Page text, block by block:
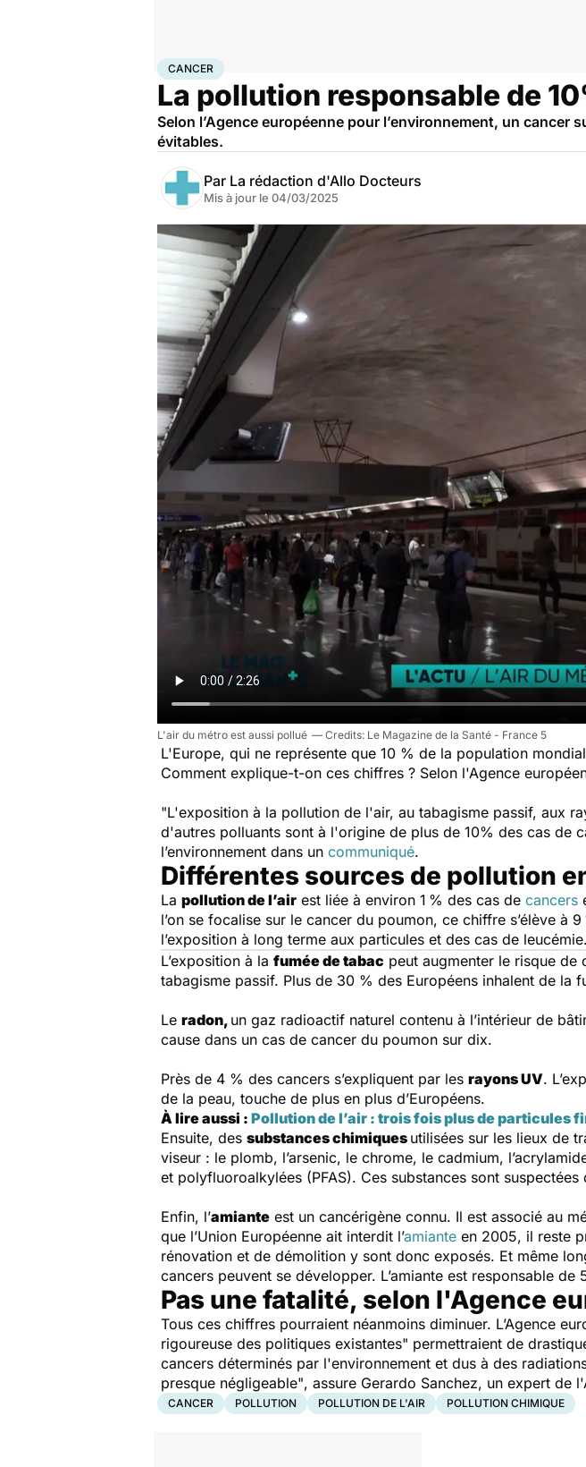
AccueilSanté
CANCER
La pollution responsable de
Selon l’Agence européenne pour l’environnement, un
évitables.
Par La rédaction d'Allo Docteurs
Mis à jour le 04/03/2025
L'air du métro est aussi pollué Le Magazine de la Santé - France 5
L'Europe, qui ne représente que 10 % de la population
Comment explique-t-on ces chiffres ? Selon l'Agence
"L'exposition à la pollution de l'air, au tabagisme passif, aux
d'autres polluants sont à l'origine de plus de 10% des cas de
l’environnement dans un communiqué.
Différentes sources de pollution
La pollution de l’air est liée à environ 1 % des cas de cancers
l’on se focalise sur le cancer du poumon, ce chiffre s’élève à
l’exposition à long terme aux particules et des cas de leucémie.
L’exposition à la fumée de tabac peut augmenter le risque de
tabagisme passif. Plus de 30 % des Européens inhalent de la
Le radon, un gaz radioactif naturel contenu à l’intérieur de
cause dans un cas de cancer du poumon sur dix.
Près de 4 % des cancers s’expliquent par les rayons UV.
de la peau, touche de plus en plus d’Européens.
À lire aussi : Pollution de l’air : trois fois plus de particules
Ensuite, des substances chimiques utilisées sur les lieux de
viseur : le plomb, l’arsenic, le chrome, le cadmium,
et polyfluoroalkylées (PFAS). Ces substances sont suspectées
Enfin, l’amiante est un cancérigène connu. Il est associé au
que l’Union Européenne ait interdit l’amiante en 2005, il reste
rénovation et de démolition y sont donc exposés. Et même
cancers peuvent se développer. L’amiante est responsable
Pas une fatalité, selon l'Agence
Tous ces chiffres pourraient néanmoins diminuer. L’Agence
rigoureuse des politiques existantes" permettraient de
cancers déterminés par l'environnement et dus à des
presque négligeable", assure Gerardo Sanchez, un expert de
CANCER POLLUTION POLLUTION DE L'AIR POLLUTION CHIMIQUE